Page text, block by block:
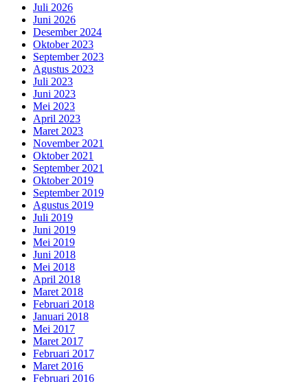
Juli 2026
Juni 2026
Desember 2024
Oktober 2023
September 2023
Agustus 2023
Juli 2023
Juni 2023
Mei 2023
April 2023
Maret 2023
November 2021
Oktober 2021
September 2021
Oktober 2019
September 2019
Agustus 2019
Juli 2019
Juni 2019
Mei 2019
Juni 2018
Mei 2018
April 2018
Maret 2018
Februari 2018
Januari 2018
Mei 2017
Maret 2017
Februari 2017
Maret 2016
Februari 2016